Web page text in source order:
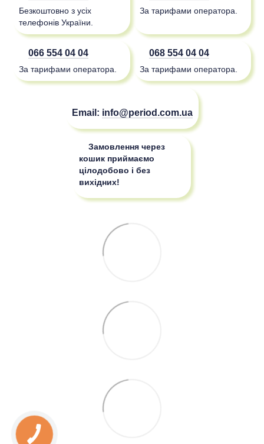
Безкоштовно з усіх
телефонів України.
За тарифами оператора.
066 554 04 04
За тарифами оператора.
068 554 04 04
За тарифами оператора.
Email: info@period.com.ua
Замовлення через
кошик приймаємо
цілодобово і без
вихідних!